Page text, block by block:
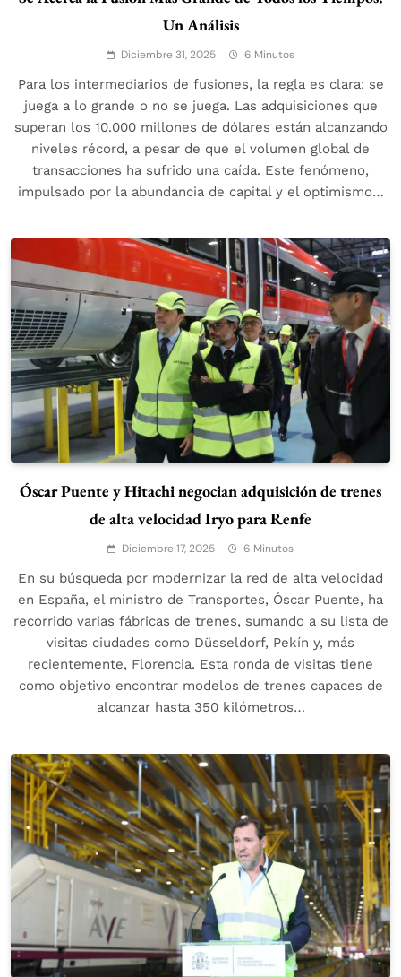
Un Análisis
Diciembre 31, 2025 6 Minutos
Para los intermediarios de fusiones, la regla es clara: se
juega a lo grande o no se juega. Las adquisiciones que
superan los 10.000 millones de dólares están alcanzando
niveles récord, a pesar de que el volumen global de
transacciones ha sufrido una caída. Este fenómeno,
impulsado por la abundancia de capital y el optimismo…
Óscar Puente y Hitachi negocian adquisición de trenes
de alta velocidad Iryo para Renfe
Diciembre 17, 2025 6 Minutos
En su búsqueda por modernizar la red de alta velocidad
en España, el ministro de Transportes, Óscar Puente, ha
recorrido varias fábricas de trenes, sumando a su lista de
visitas ciudades como Düsseldorf, Pekín y, más
recientemente, Florencia. Esta ronda de visitas tiene
como objetivo encontrar modelos de trenes capaces de
alcanzar hasta 350 kilómetros…